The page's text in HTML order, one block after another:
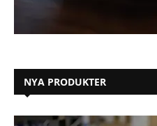
NYA PRODUKTER